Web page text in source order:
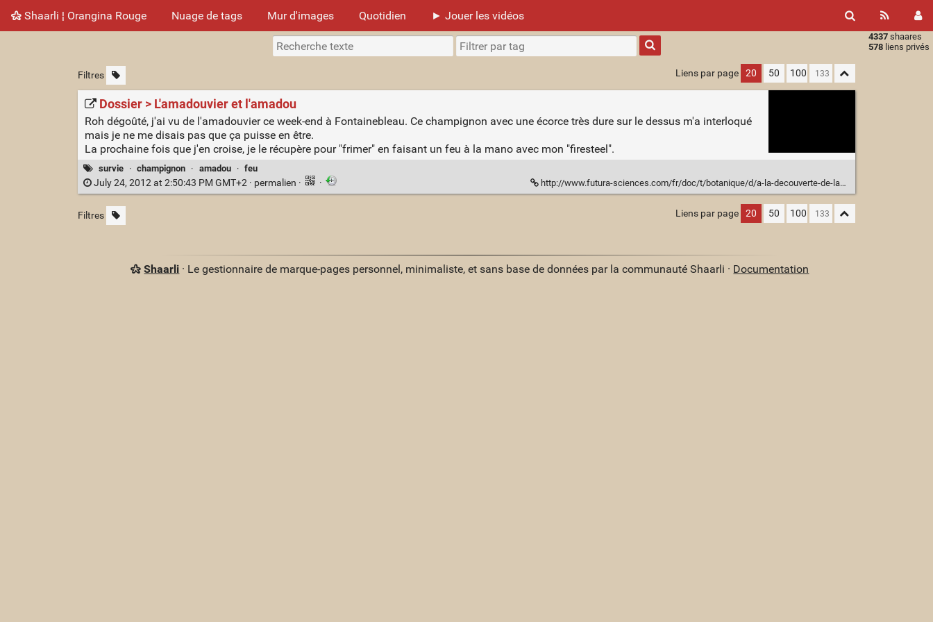
Shaarli ¦ Orangina Rouge Nuage de tags Mur d'images Quotidien ► Jouer les vidéos
4337 shaares
578 liens privés
Type 1 or
more
characters
results.
Filtres Liens par page 20 50 100
Dossier > L'amadouvier et l'amadou
Roh dégoûté, j'ai vu de l'amadouvier ce week-end à Fontainebleau. Ce champignon avec une écorce très dure sur le dessus m'a interloqué
mais je ne me disais pas que ça puisse en être.
La prochaine fois que j'en croise, je le récupère pour "frimer" en faisant un feu à la mano avec mon "firesteel".
survie · champignon · amadou · feu
July 24, 2012 at 2:50:43 PM GMT+2 · permalien · · http://www.futura-sciences.com/fr/doc/t/botanique/d/a-la-decouverte-de-lamadouvier_218/c3/221/p2/
Filtres Liens par page 20 50 100
Shaarli · Le gestionnaire de marque-pages personnel, minimaliste, et sans base de données par la communauté Shaarli · Documentation